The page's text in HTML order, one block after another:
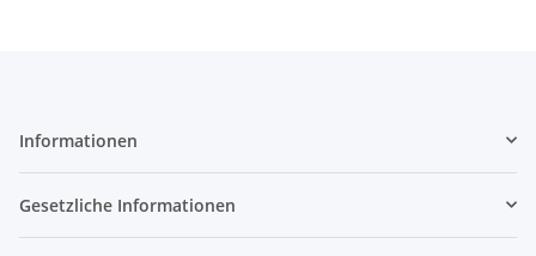
Informationen
Gesetzliche Informationen